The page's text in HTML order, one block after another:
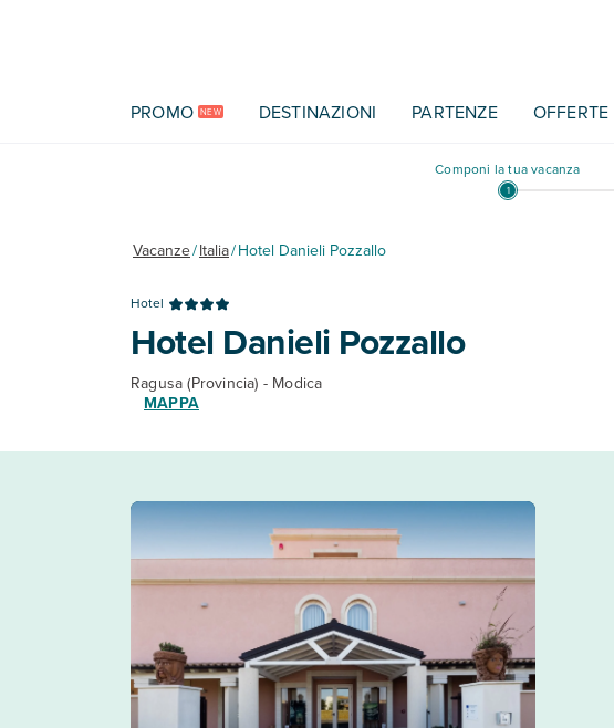
PROMO NEW DESTINAZIONI PARTENZE OFFERTE
Componi la tua vacanza
Vacanze/Italia/Hotel Danieli Pozzallo
Hotel
Hotel Danieli Pozzallo
Ragusa (Provincia) - Modica
MAPPA